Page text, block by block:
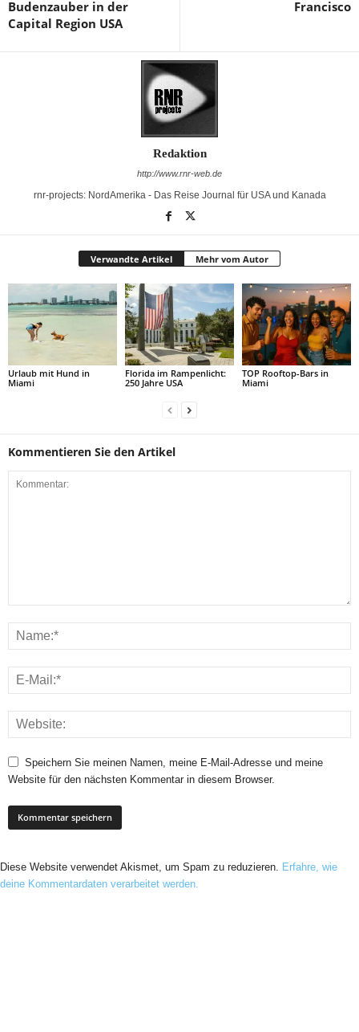
Budenzauber in der
Capital Region USA
Francisco
Redaktion
http://www.rnr-web.de
rnr-projects: NordAmerika - Das Reise Journal für USA und Kanada
Verwandte Artikel Mehr vom Autor
Urlaub mit Hund in
Miami
Florida im Rampenlicht:
250 Jahre USA
TOP Rooftop-Bars in
Miami
Kommentieren Sie den Artikel
Speichern Sie meinen Namen, meine E-Mail-Adresse und meine
Website für den nächsten Kommentar in diesem Browser.
Diese Website verwendet Akismet, um Spam zu reduzieren. Erfahre, wie
deine Kommentardaten verarbeitet werden.